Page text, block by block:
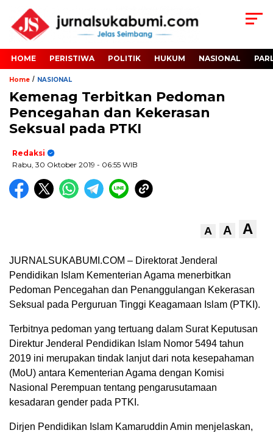
HOME PERISTIWA POLITIK HUKUM NASIONAL
Home / NASIONAL
Kemenag Terbitkan Pedoman
Pencegahan dan Kekerasan
Seksual pada PTKI
Redaksi
Rabu, 30 Oktober 2019 - 06:55 WIB
A A A
JURNALSUKABUMI.COM – Direktorat Jenderal
Pendidikan Islam Kementerian Agama menerbitkan
Pedoman Pencegahan dan Penanggulangan Kekerasan
Seksual pada Perguruan Tinggi Keagamaan Islam (PTKI).
Terbitnya pedoman yang tertuang dalam Surat Keputusan
Direktur Jenderal Pendidikan Islam Nomor 5494 tahun
2019 ini merupakan tindak lanjut dari nota kesepahaman
(MoU) antara Kementerian Agama dengan Komisi
Nasional Perempuan tentang pengarusutamaan
kesadaran gender pada PTKI.
Dirjen Pendidikan Islam Kamaruddin Amin menjelaskan,